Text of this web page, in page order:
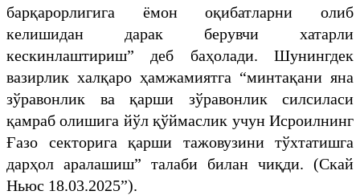
барқарорлигига ёмон оқибатларни олиб
келишидан дарак берувчи хатарли
кескинлаштириш” деб баҳолади. Шунингдек
вазирлик халқаро ҳамжамиятга “минтақани яна
зўравонлик ва қарши зўравонлик силсиласи
қамраб олишига йўл қўймаслик учун Исроилнинг
Ғазо секторига қарши тажовузини тўхтатишга
дарҳол аралашиш” талаби билан чиқди. (Скай
Ньюс 18.03.2025”).